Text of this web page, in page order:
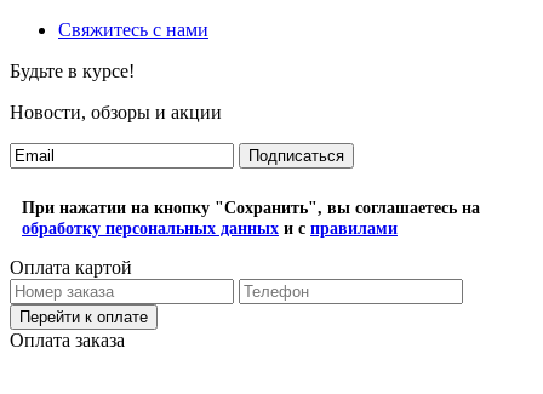
Свяжитесь с нами
Будьте в курсе!
Новости, обзоры и акции
Подписаться
При нажатии на кнопку "Сохранить", вы соглашаетесь на
обработку персональных данных и с правилами
Оплата картой
Перейти к оплате
Оплата заказа